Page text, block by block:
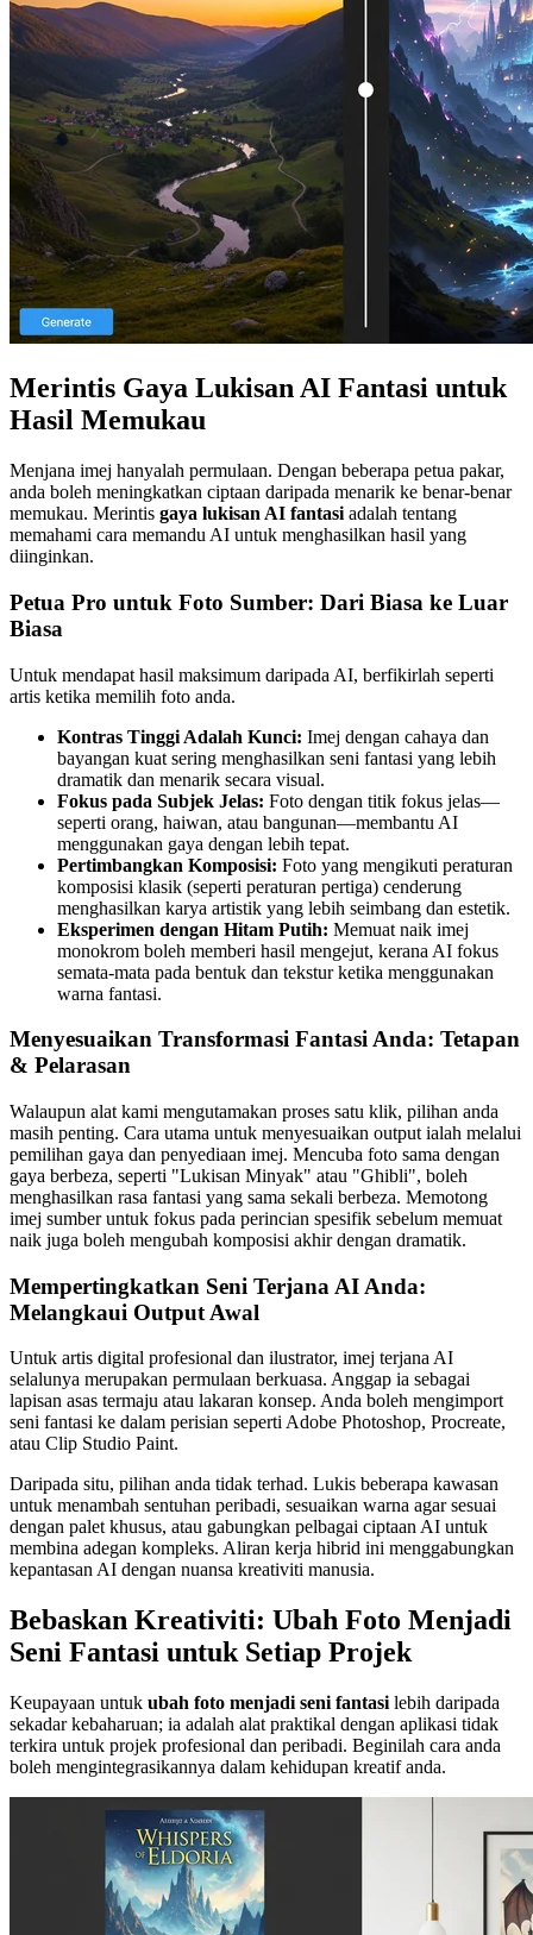
Merintis Gaya Lukisan AI Fantasi untuk
Hasil Memukau
Menjana imej hanyalah permulaan. Dengan beberapa petua pakar,
anda boleh meningkatkan ciptaan daripada menarik ke benar-benar
memukau. Merintis gaya lukisan AI fantasi adalah tentang
memahami cara memandu AI untuk menghasilkan hasil yang
diinginkan.
Petua Pro untuk Foto Sumber: Dari Biasa ke Luar
Biasa
Untuk mendapat hasil maksimum daripada AI, berfikirlah seperti
artis ketika memilih foto anda.
Kontras Tinggi Adalah Kunci: Imej dengan cahaya dan
bayangan kuat sering menghasilkan seni fantasi yang lebih
dramatik dan menarik secara visual.
Fokus pada Subjek Jelas: Foto dengan titik fokus jelas—
seperti orang, haiwan, atau bangunan—membantu AI
menggunakan gaya dengan lebih tepat.
Pertimbangkan Komposisi: Foto yang mengikuti peraturan
komposisi klasik (seperti peraturan pertiga) cenderung
menghasilkan karya artistik yang lebih seimbang dan estetik.
Eksperimen dengan Hitam Putih: Memuat naik imej
monokrom boleh memberi hasil mengejut, kerana AI fokus
semata-mata pada bentuk dan tekstur ketika menggunakan
warna fantasi.
Menyesuaikan Transformasi Fantasi Anda: Tetapan
& Pelarasan
Walaupun alat kami mengutamakan proses satu klik, pilihan anda
masih penting. Cara utama untuk menyesuaikan output ialah melalui
pemilihan gaya dan penyediaan imej. Mencuba foto sama dengan
gaya berbeza, seperti "Lukisan Minyak" atau "Ghibli", boleh
menghasilkan rasa fantasi yang sama sekali berbeza. Memotong
imej sumber untuk fokus pada perincian spesifik sebelum memuat
naik juga boleh mengubah komposisi akhir dengan dramatik.
Mempertingkatkan Seni Terjana AI Anda:
Melangkaui Output Awal
Untuk artis digital profesional dan ilustrator, imej terjana AI
selalunya merupakan permulaan berkuasa. Anggap ia sebagai
lapisan asas termaju atau lakaran konsep. Anda boleh mengimport
seni fantasi ke dalam perisian seperti Adobe Photoshop, Procreate,
atau Clip Studio Paint.
Daripada situ, pilihan anda tidak terhad. Lukis beberapa kawasan
untuk menambah sentuhan peribadi, sesuaikan warna agar sesuai
dengan palet khusus, atau gabungkan pelbagai ciptaan AI untuk
membina adegan kompleks. Aliran kerja hibrid ini menggabungkan
kepantasan AI dengan nuansa kreativiti manusia.
Bebaskan Kreativiti: Ubah Foto Menjadi
Seni Fantasi untuk Setiap Projek
Keupayaan untuk ubah foto menjadi seni fantasi lebih daripada
sekadar kebaharuan; ia adalah alat praktikal dengan aplikasi tidak
terkira untuk projek profesional dan peribadi. Beginilah cara anda
boleh mengintegrasikannya dalam kehidupan kreatif anda.